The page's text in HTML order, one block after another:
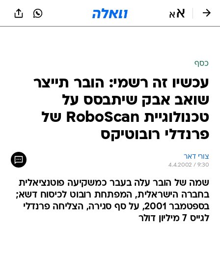
כסף
עכשיו זה רשמי: הובר תייצר
שואב אבק שיתבסס על
טכנולוגיית RoboScan של
פרנדלי רובוטיקס
צורי דאר
4.4.2002 / 9:30
שמה של הובר עלה בעבר כמשקיעה פוטנציאלית
בחברה הישראלית, המפתחת רובוט לכיסוח דשא;
בספטמבר 2001, על סף סגירה, הצליחה פרנדלי
לגייס 7 מיליון דולר